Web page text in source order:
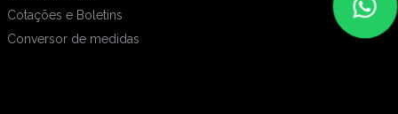
Cotações e Boletins
Conversor de medidas